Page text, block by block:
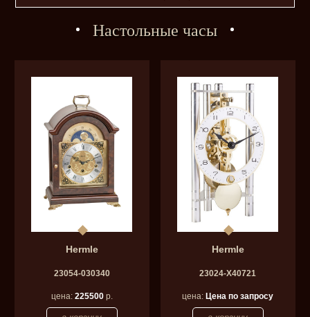
Настольные часы
Hermle
23054-030340
цена: 225500р.
Hermle
23024-Х40721
цена:Цена по запросу